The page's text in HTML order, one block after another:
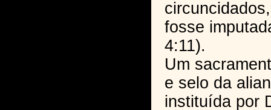
fosse
4:11).
Um
e selo da
instituída por